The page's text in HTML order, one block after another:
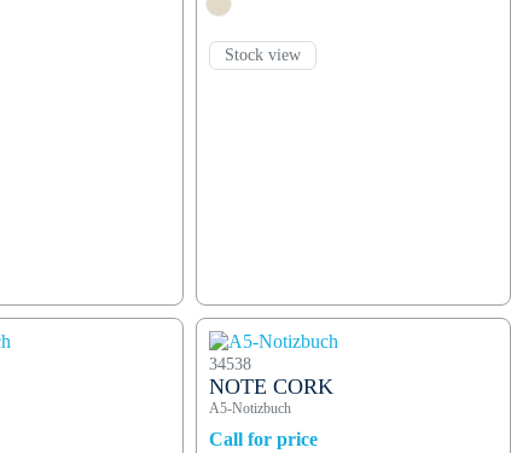
Stock view
34538
NOTE CORK
A5-Notizbuch
Call for price